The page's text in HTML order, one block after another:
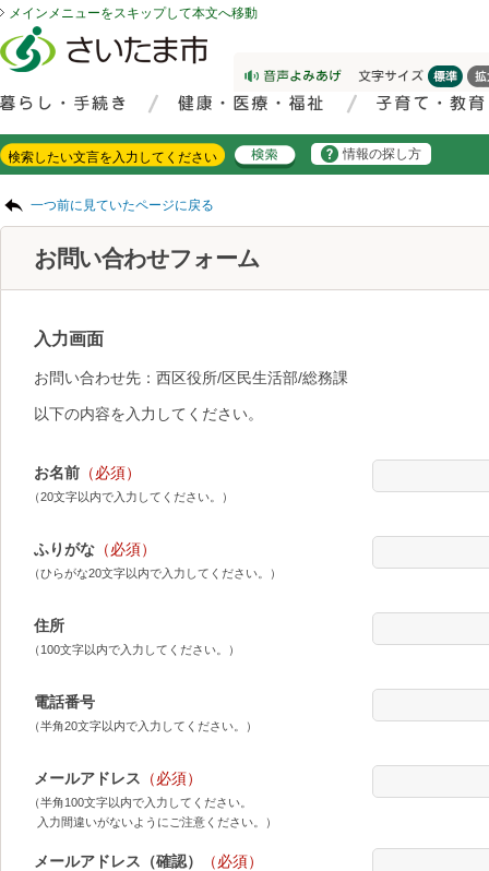
メインメニューをスキップして本文へ移動
情報の探し方
一つ前に見ていたページに戻る
お問い合わせフォーム
入力画面
お問い合わせ先：西区役所/区民生活部/総務課
以下の内容を入力してください。
お名前 （必須）
（20文字以内で入力してください。）
ふりがな （必須）
（ひらがな20文字以内で入力してください。）
住所
（100文字以内で入力してください。）
電話番号
（半角20文字以内で入力してください。）
メールアドレス （必須）
（半角100文字以内で入力してください。
入力間違いがないようにご注意ください。）
メールアドレス（確認） （必須）